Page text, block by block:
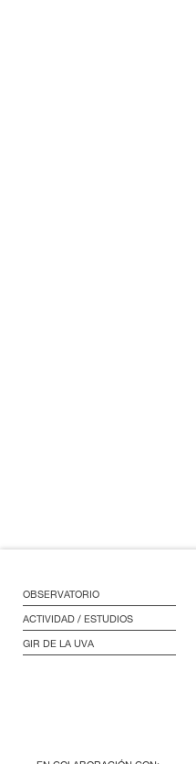
OBSERVATORIO
ACTIVIDAD / ESTUDIOS
GIR DE LA UVA